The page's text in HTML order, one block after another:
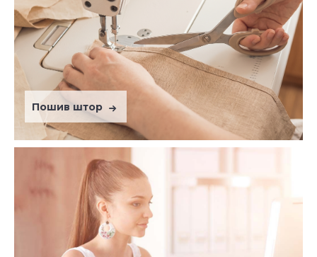
Пошив штор